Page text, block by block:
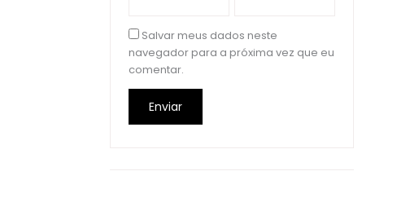
Salvar meus dados neste
navegador para a próxima vez que eu
comentar.